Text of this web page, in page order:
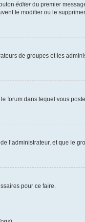
éditerdu premier
le modifier ou le
de groupes et les
forum dans lequel vous
l’administrateur, et que le
pour ce faire.